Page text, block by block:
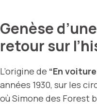
Genèse
retour sur
L’origine de “En
années 1930, sur les
où Simone des Forest